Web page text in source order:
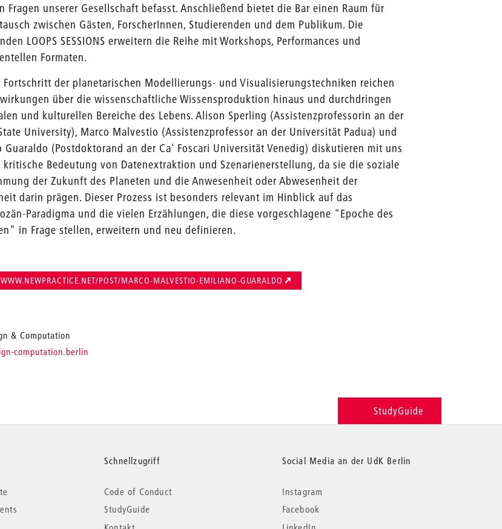
Fragen unserer Gesellschaft befasst. Anschließend bietet die Bar einen Raum für
zwischen Gästen, ForscherInnen, Studierenden und dem Publikum. Die
LOOPS SESSIONS erweitern die Reihe mit Workshops, Performances und
Formaten.
Fortschritt der planetarischen Modellierungs- und Visualisierungstechniken reichen
über die wissenschaftliche Wissensproduktion hinaus und durchdringen
und kulturellen Bereiche des Lebens. Alison Sperling (Assistenzprofessorin an der
University), Marco Malvestio (Assistenzprofessor an der Universität Padua) und
Guaraldo (Postdoktorand an der Ca' Foscari Universität Venedig) diskutieren mit uns
kritische Bedeutung von Datenextraktion und Szenarienerstellung, da sie die soziale
der Zukunft des Planeten und die Anwesenheit oder Abwesenheit der
darin prägen. Dieser Prozess ist besonders relevant im Hinblick auf das
Paradigma und die vielen Erzählungen, die diese vorgeschlagene "Epoche des
in Frage stellen, erweitern und neu definieren.
POST/MARCO-MALVESTIO-EMILIANO-GUARALDO
& Computation
computation.berlin
StudyGuide
Schnellzugriff
Code of Conduct
StudyGuide
Social Media an der UdK Berlin
Instagram
Facebook